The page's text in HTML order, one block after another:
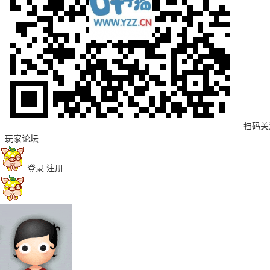
扫码
玩家论坛
登录 注册